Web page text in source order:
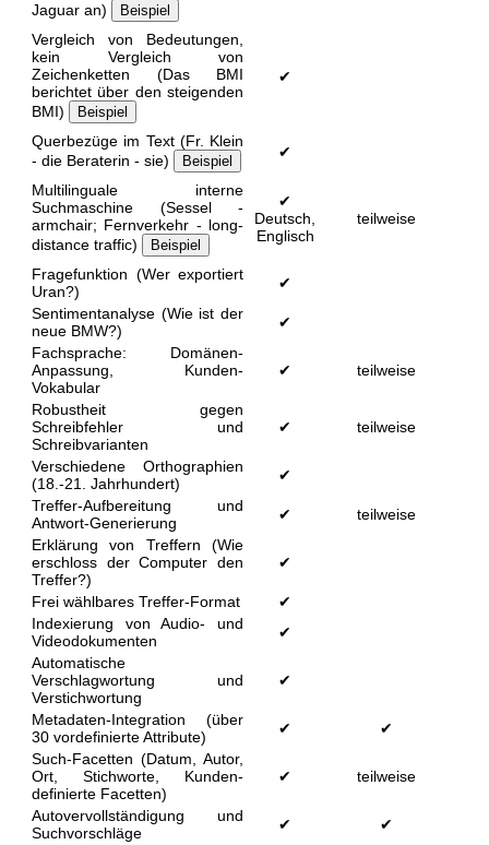
Jaguar an)
Beispiel
Vergleich von Bedeutungen,
kein Vergleich von
Zeichenketten (Das BMI
berichtet über den steigenden
BMI)
Beispiel
✔
Querbezüge im Text (Fr. Klein
- die Beraterin - sie)
Beispiel
✔
Multilinguale interne
Suchmaschine (Sessel -
armchair; Fernverkehr - long-
distance traffic)
Beispiel
✔
Deutsch,
Englisch
teilweise
Fragefunktion (Wer exportiert
Uran?)
✔
Sentimentanalyse (Wie ist der
neue BMW?)
✔
Fachsprache: Domänen-
Anpassung, Kunden-
Vokabular
✔ teilweise
Robustheit gegen
Schreibfehler und
Schreibvarianten
✔ teilweise
Verschiedene Orthographien
(18.-21. Jahrhundert)
✔
Treffer-Aufbereitung und
Antwort-Generierung
✔
teilweise
Erklärung von Treffern (Wie
erschloss der Computer den
Treffer?)
✔
Frei wählbares Treffer-Format
✔
Indexierung von Audio- und
Videodokumenten
✔
Automatische
Verschlagwortung und
Verstichwortung
✔
Metadaten-Integration (über
30 vordefinierte Attribute)
✔
✔
Such-Facetten (Datum, Autor,
Ort, Stichworte, Kunden-
definierte Facetten)
✔ teilweise
Autovervollständigung und
Suchvorschläge
✔
✔